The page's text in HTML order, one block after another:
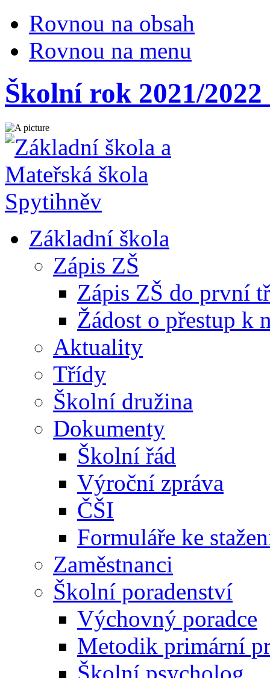
Rovnou na obsah
Rovnou na menu
Školní rok 2021/
Základní škola
Zápis ZŠ
Zápis ZŠ do první
Žádost o přestup k
Aktuality
Třídy
Školní družina
Dokumenty
Školní řád
Výroční zpráva
ČŠI
Formuláře ke
Zaměstnanci
Školní poradenství
Výchovný poradce
Metodik primární
Školní psycholog